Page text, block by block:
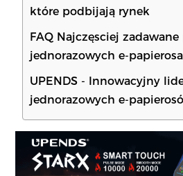
które podbijają rynek
FAQ Najczęsciej
jednorazowych e-
UPENDS - Innowacyjny
jednorazowych e-